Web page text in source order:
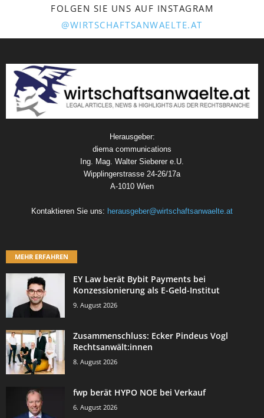
FOLGEN SIE UNS AUF INSTAGRAM
@WIRTSCHAFTSANWAELTE.AT
Herausgeber:
diema communications
Ing. Mag. Walter Sieberer e.U.
Wipplingerstrasse 24-26/17a
A-1010 Wien
Kontaktieren Sie uns: herausgeber@wirtschaftsanwaelte.at
MEHR ERFAHREN
EY Law berät Bybit Payments bei
Konzessionierung als E-Geld-Institut
9. August 2026
Zusammenschluss: Ecker Pindeus Vogl
Rechtsanwält:innen
8. August 2026
fwp berät HYPO NOE bei Verkauf
6. August 2026